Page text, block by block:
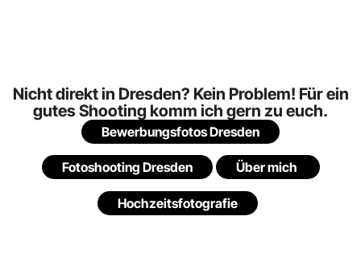
Hochzeitsfotografie Dresden
Försterstr. 28
01189 Dresden
0174 5385450